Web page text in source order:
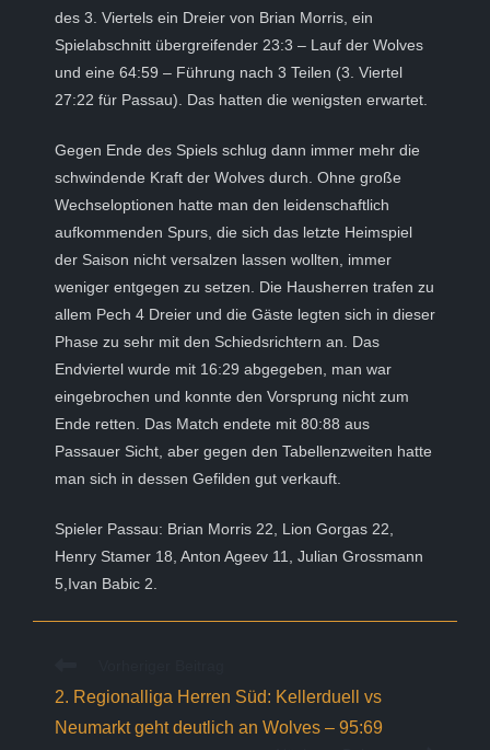
des 3. Viertels ein Dreier von Brian Morris, ein
Spielabschnitt übergreifender 23:3 – Lauf der Wolves
und eine 64:59 – Führung nach 3 Teilen (3. Viertel
27:22 für Passau). Das hatten die wenigsten erwartet.
Gegen Ende des Spiels schlug dann immer mehr die
schwindende Kraft der Wolves durch. Ohne große
Wechseloptionen hatte man den leidenschaftlich
aufkommenden Spurs, die sich das letzte Heimspiel
der Saison nicht versalzen lassen wollten, immer
weniger entgegen zu setzen. Die Hausherren trafen zu
allem Pech 4 Dreier und die Gäste legten sich in dieser
Phase zu sehr mit den Schiedsrichtern an. Das
Endviertel wurde mit 16:29 abgegeben, man war
eingebrochen und konnte den Vorsprung nicht zum
Ende retten. Das Match endete mit 80:88 aus
Passauer Sicht, aber gegen den Tabellenzweiten hatte
man sich in dessen Gefilden gut verkauft.
Spieler Passau: Brian Morris 22, Lion Gorgas 22,
Henry Stamer 18, Anton Ageev 11, Julian Grossmann
5,Ivan Babic 2.
ansehen
2. Regionalliga Herren Süd: Kellerduell vs
Neumarkt geht deutlich an Wolves – 95:69